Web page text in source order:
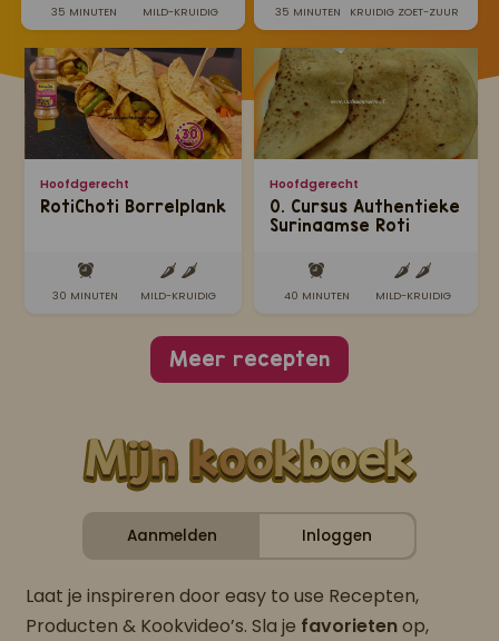
35 MINUTEN MILD-KRUIDIG
Hoofdgerecht
RotiChoti Borrelplank
30 MINUTEN MILD-KRUIDIG
35 MINUTEN KRUIDIG ZOET-ZUUR
Hoofdgerecht
0. Cursus Authentieke
Surinaamse Roti
40 MINUTEN MILD-KRUIDIG
Meer recepten
Aanmelden Inloggen
Laat je inspireren door easy to use Recepten,
Producten & Kookvideo’s. Sla je favorietenop,